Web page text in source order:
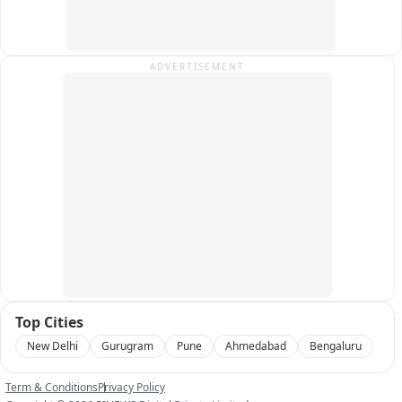
ADVERTISEMENT
Top Cities
New Delhi Gurugram Pune Ahmedabad Bengaluru
Term & ConditionsPrivacy Policy